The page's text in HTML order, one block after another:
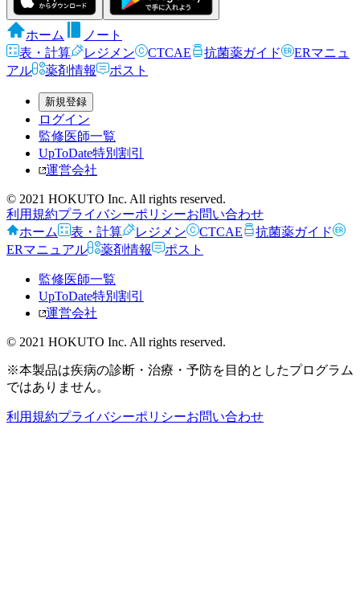
ホーム
ノート
表・計算
レジメン CTCAE 抗菌薬ガイド
ERマニュ
アル
薬剤情報 ポスト
新規登録
ログイン
監修医師一覧
UpToDate特別割引
運営会社
© 2021 HOKUTO Inc. All rights reserved.
利用規約プライバシーポリシーお問い合わせ
ホーム
表・計算 レジメン CTCAE
抗菌薬ガイド
ERマニュアル
薬剤情報 ポスト
監修医師一覧
UpToDate特別割引
運営会社
© 2021 HOKUTO Inc. All rights reserved.
※本製品は疾病の診断・治療・予防を目的としたプログラム
ではありません。
利用規約プライバシーポリシーお問い合わせ